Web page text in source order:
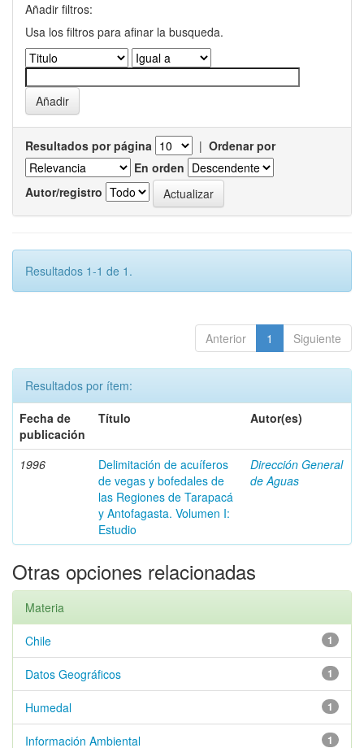
Añadir filtros:
Usa los filtros para afinar la busqueda.
Resultados por página | Ordenar por
En orden
Autor/registro
Resultados 1-1 de 1.
Anterior 1 Siguiente
Resultados por ítem:
Fecha de
publicación
Título Autor(es)
1996
Delimitación de acuíferos
de vegas y bofedales de
las Regiones de Tarapacá
y Antofagasta. Volumen I:
Estudio
Dirección General
de Aguas
Otras opciones relacionadas
Materia
1
Chile
1
Datos Geográficos
1
Humedal
1
Información Ambiental